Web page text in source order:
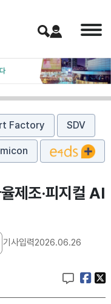
Factory SDV
제조·피지컬 AI
기사입력2026.06.26